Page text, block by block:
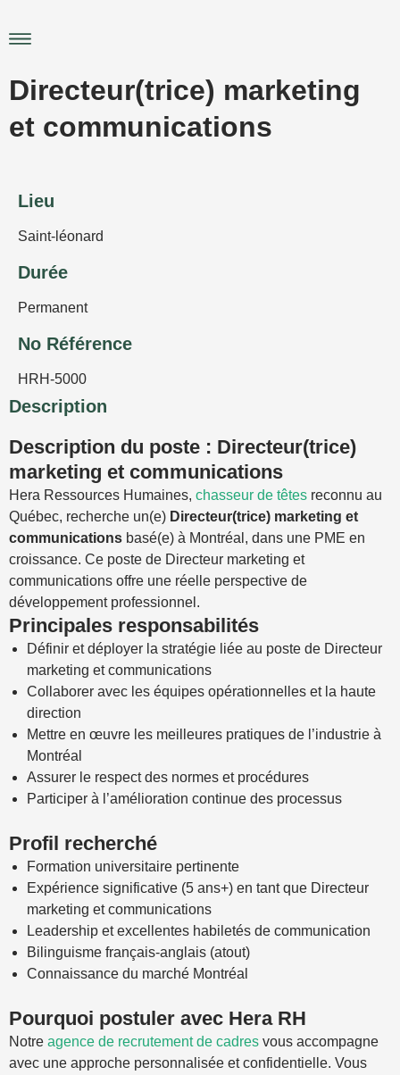
auMain
Directeur(trice) marketing
et communications
Lieu
Saint-léonard
Durée
Permanent
No Référence
HRH-5000
Description
Description du poste : Directeur(trice)
marketing et communications
Hera Ressources Humaines, chasseur de têtes reconnu au
Québec, recherche un(e) Directeur(trice) marketing et
communications basé(e) à Montréal, dans une PME en
croissance. Ce poste de Directeur marketing et
communications offre une réelle perspective de
développement professionnel.
Principales responsabilités
Définir et déployer la stratégie liée au poste de Directeur
marketing et communications
Collaborer avec les équipes opérationnelles et la haute
direction
Mettre en œuvre les meilleures pratiques de l’industrie à
Montréal
Assurer le respect des normes et procédures
Participer à l’amélioration continue des processus
Profil recherché
Formation universitaire pertinente
Expérience significative (5 ans+) en tant que Directeur
marketing et communications
Leadership et excellentes habiletés de communication
Bilinguisme français-anglais (atout)
Connaissance du marché Montréal
Pourquoi postuler avec Hera RH
Notre agence de recrutement de cadres vous accompagne
avec une approche personnalisée et confidentielle. Vous